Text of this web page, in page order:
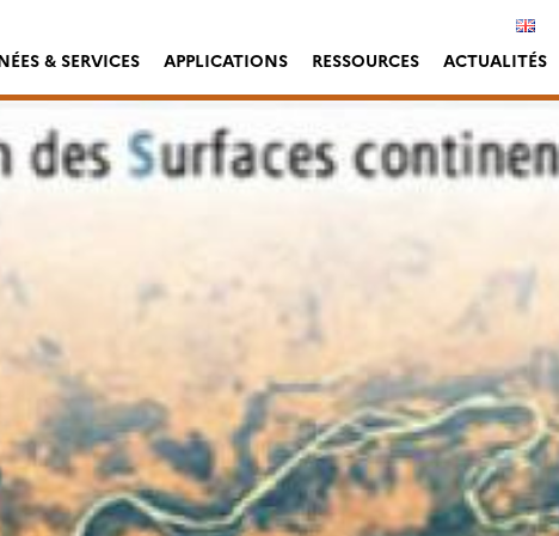
& SERVICES APPLICATIONS RESSOURCES ACTUALITÉS